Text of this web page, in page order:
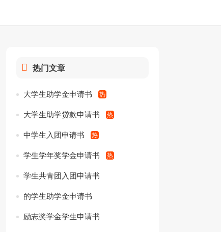
热门文章
大学生助学金申请书
大学生助学贷款申请书
中学生入团申请书
学生学年奖学金申请书
学生共青团入团申请书
的学生助学金申请书
励志奖学金学生申请书